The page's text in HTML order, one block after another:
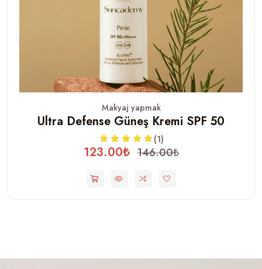
Makyaj yapmak
Ultra Defense Güneş Kremi SPF 50
(1)
123.00₺ 146.00₺